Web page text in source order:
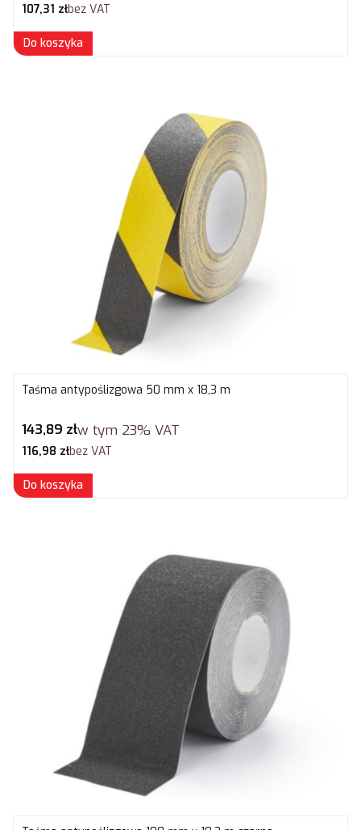
Cena netto
107,31 złbez VAT
Do koszyka
Taśma antypoślizgowa 50 mm x 18,3 m
Cena brutto
143,89 złw tym 23% VAT
Cena netto
116,98 złbez VAT
Do koszyka